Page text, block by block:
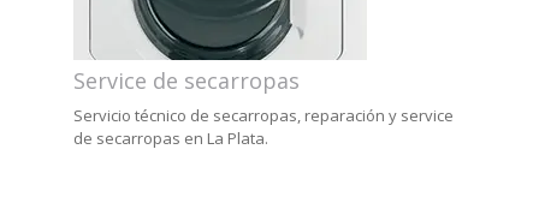
Service de secarropas
Servicio técnico de secarropas, reparación y service
de secarropas en La Plata.